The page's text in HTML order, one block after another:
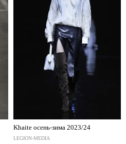
Khaite осень-зима 2023/24
LEGION-MEDIA